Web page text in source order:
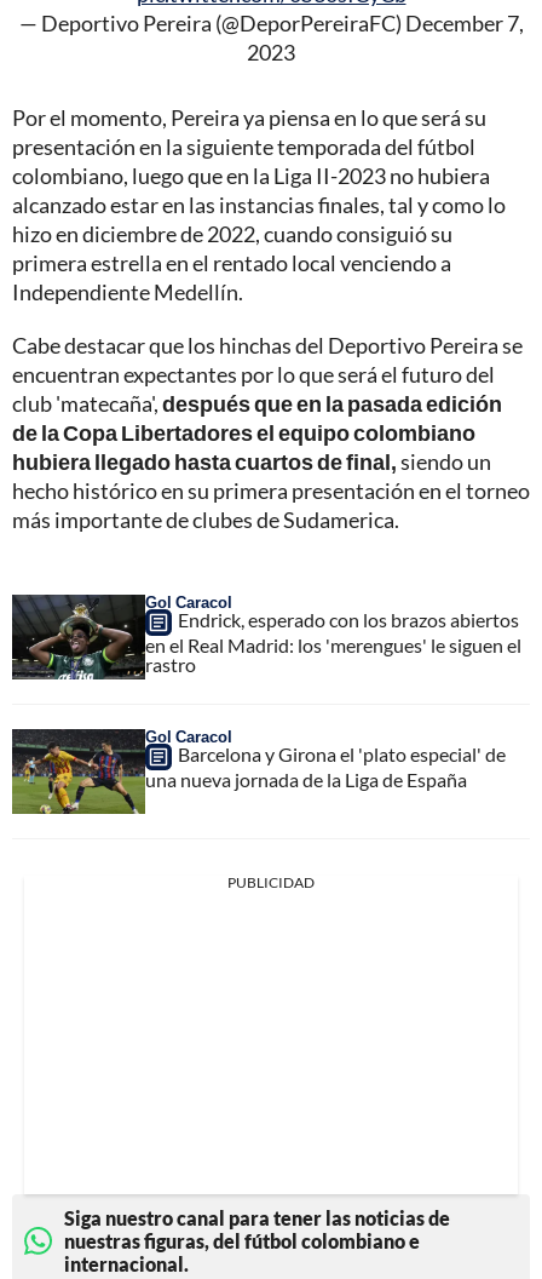
— Deportivo Pereira (@DeporPereiraFC) December 7,
2023
Por el momento, Pereira ya piensa en lo que será su
presentación en la siguiente temporada del fútbol
colombiano, luego que en la Liga II-2023 no hubiera
alcanzado estar en las instancias finales, tal y como lo
hizo en diciembre de 2022, cuando consiguió su
primera estrella en el rentado local venciendo a
Independiente Medellín.
Cabe destacar que los hinchas del Deportivo Pereira se
encuentran expectantes por lo que será el futuro del
club 'matecaña',después que en la pasada edición
de la Copa Libertadores el equipo colombiano
hubiera llegado hasta cuartos de final,siendo un
hecho histórico en su primera presentación en el torneo
más importante de clubes de Sudamerica.
Gol Caracol
Endrick, esperado con los brazos abiertos
en el Real Madrid: los 'merengues' le siguen el
rastro
Gol Caracol
Barcelona y Girona el 'plato especial' de
una nueva jornada de la Liga de España
PUBLICIDAD
Siga nuestro canal para tener las noticias de
nuestras figuras, del fútbol colombiano e
internacional.